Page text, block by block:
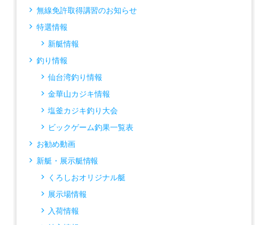
無線免許取得講習のお知らせ
特選情報
新艇情報
釣り情報
仙台湾釣り情報
金華山カジキ情報
塩釜カジキ釣り大会
ビックゲーム釣果一覧表
お勧め動画
新艇・展示艇情報
くろしおオリジナル艇
展示場情報
入荷情報